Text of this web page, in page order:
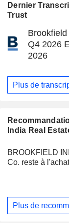
Dernier
Trust
Q4 2026
2026
Plus de
India Real
BROOKFIELD
Co. reste à l'achat
Plus de